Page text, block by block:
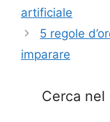
artificiale
5 regole
imparare
Cerca nel